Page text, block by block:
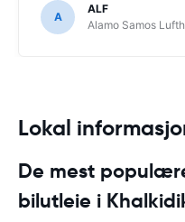
A
ALF
Alamo Samos
Lokal
De mest
bilutleie i